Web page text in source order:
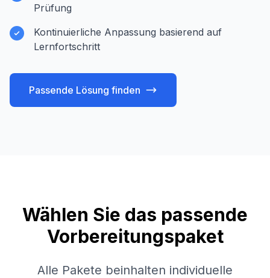
Prüfung
Kontinuierliche Anpassung basierend auf
Lernfortschritt
Passende Lösung finden
Wählen Sie das passende
Vorbereitungspaket
Alle Pakete beinhalten individuelle